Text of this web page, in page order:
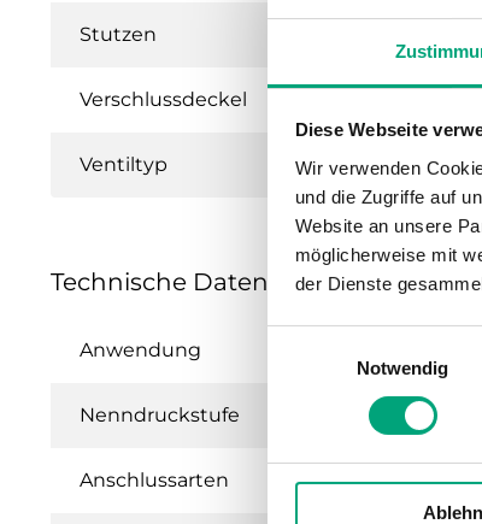
Diese Webseite
Wir verwenden
und die Zugriffe auf
Website an unsere
möglicherweise mit
der Dienste
Notwendig
Stutzen
Verschlussdeckel
Ventiltyp
Technische Daten für ZMD – 2- und
Anwendung
Nenndruckstufe
Anschlussarten